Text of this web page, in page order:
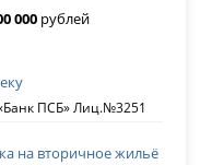
000 рублей
ПСБ» Лиц.№3251
на вторичное жильё